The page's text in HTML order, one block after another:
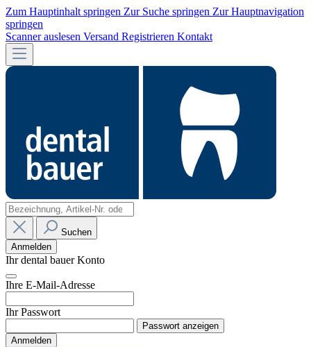
Zum Hauptinhalt springen Zur Suche springen Zur Hauptnavigation
springen
Scanner auslesen Versand Registrieren Kontakt
Suchen
Anmelden
Ihr dental bauer Konto
Ihre E-Mail-Adresse
Ihr Passwort
Passwort anzeigen
Anmelden